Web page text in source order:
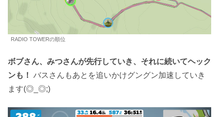
RADIO TOWERの順位
ボブさん、みつさんが先行していき、それに続いてヘック
ンも！ バスさんもあとを追いかけグングン加速していき
ます(◎_◎;)